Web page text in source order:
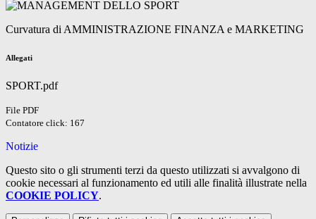
Curvatura di AMMINISTRAZIONE FINANZA e MARKETING
Allegati
SPORT.pdf
File PDF
Contatore click: 167
Notizie
Questo sito o gli strumenti terzi da questo utilizzati si avvalgono di
cookie necessari al funzionamento ed utili alle finalità illustrate nella
COOKIE POLICY.